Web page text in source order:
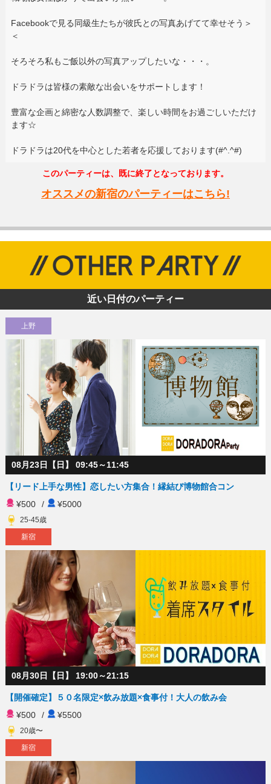
Facebookで見る同級生たちが彼氏との写真あげてて幸せそう＞
＜
そろそろ私もご飯以外の写真アップしたいな・・・。
ドラドラは皆様の素敵な出会いをサポートします！
豊富な企画と綿密な人数調整で、楽しい時間をお過ごしいただけ
ます☆
ドラドラは20代を中心とした若者を応援しております(#^.^#)
このパーティーは、既に終了となっております。
オススメの新宿のパーティーはこちら!
近い日付のパーティー
上野
08月23日【日】 09:45～11:45
【リード上手な男性】恋したい方集合！縁結び博物館合コン
¥500
/ ¥5000
25-45歳
新宿
08月30日【日】 19:00～21:15
【開催確定】５０名限定×飲み放題×食事付！大人の飲み会
¥500
/ ¥5500
20歳〜
新宿